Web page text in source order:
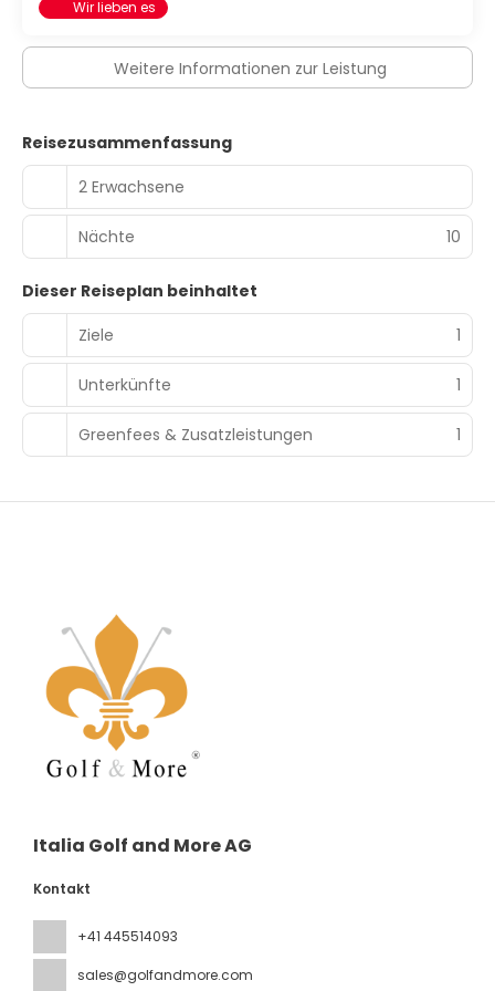
ist dieses Hotel eine gute Wahl, denn zu den 3724
Veranstaltungsräumlichkeiten zählen Konferenzfläche
und 3 Tagungsräume. Der Flughafentransfer (rund um die
Uhr) ist kostenpflichtig; außerdem gibt es vor Ort
Wir lieben es
Weitere Informationen zur Leistung
Reisezusammenfassung
2 Erwachsene
Nächte 10
Dieser Reiseplan beinhaltet
Ziele
1
Unterkünfte 1
Greenfees & Zusatzleistungen 1
Italia Golf and More AG
Kontakt
+41 445514093
sales@golfandmore.com